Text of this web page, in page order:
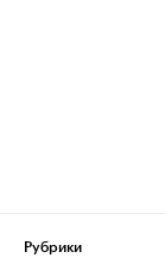
Рубрики